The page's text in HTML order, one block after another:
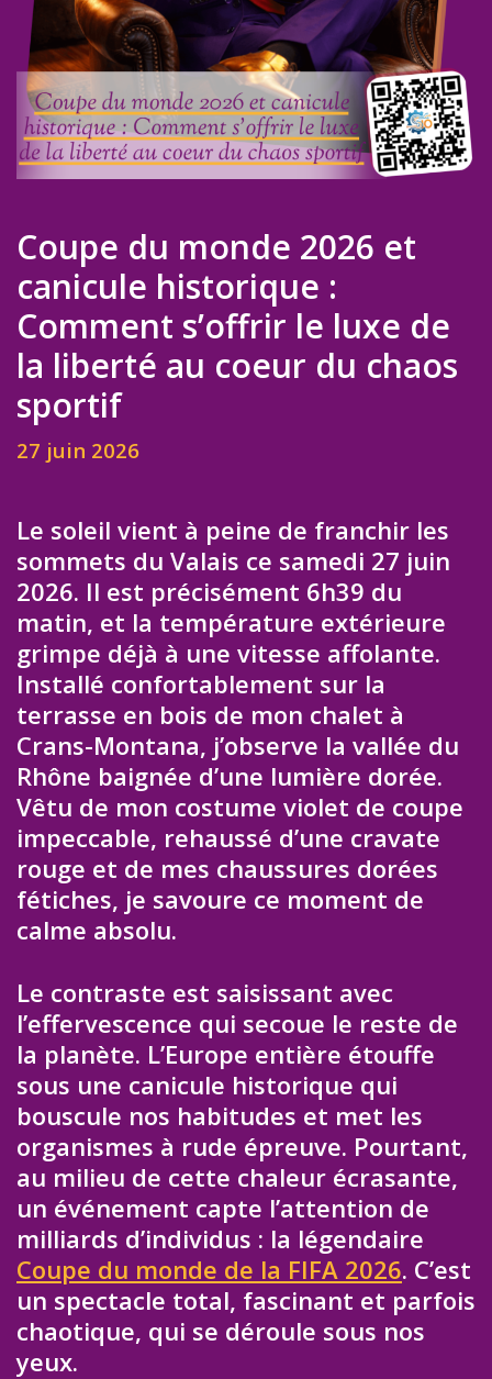
Coupe du monde 2026 et
canicule historique :
Comment s’offrir le luxe de
la liberté au coeur du chaos
sportif
27 juin 2026
Le soleil vient à peine de franchir les
sommets du Valais ce samedi 27 juin
2026. Il est précisément 6h39 du
matin, et la température extérieure
grimpe déjà à une vitesse affolante.
Installé confortablement sur la
terrasse en bois de mon chalet à
Crans-Montana, j’observe la vallée du
Rhône baignée d’une lumière dorée.
Vêtu de mon costume violet de coupe
impeccable, rehaussé d’une cravate
rouge et de mes chaussures dorées
fétiches, je savoure ce moment de
calme absolu.
Le contraste est saisissant avec
l’effervescence qui secoue le reste de
la planète. L’Europe entière étouffe
sous une canicule historique qui
bouscule nos habitudes et met les
organismes à rude épreuve. Pourtant,
au milieu de cette chaleur écrasante,
un événement capte l’attention de
milliards d’individus : la légendaire
Coupe du monde de la FIFA 2026. C’est
un spectacle total, fascinant et parfois
chaotique, qui se déroule sous nos
yeux.